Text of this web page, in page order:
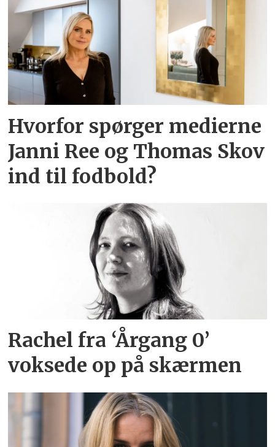
med at forstå hvorfor.
TEMA håber, at du vil give dig tid til
at fordybe dig.
Hvorfor spørger medierne
Janni Ree og Thomas Skov
ind til fodbold?
Rachel fra ‘Årgang 0’
voksede op på skærmen